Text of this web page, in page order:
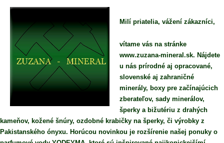
Milí priatelia, vážení zákazníci,
vítame vás na stránke
www.zuzana-mineral.sk. Nájdete
u nás prírodné aj opracované,
slovenské aj zahraničné
minerály, boxy pre začínajúcich
zberateľov, sady minerálov,
šperky a bižutériu z drahých
kameňov, kožené šnúry, ozdobné krabičky na šperky, či výrobky z
Pakistanského ónyxu. Horúcou novinkou je rozšírenie našej ponuky o